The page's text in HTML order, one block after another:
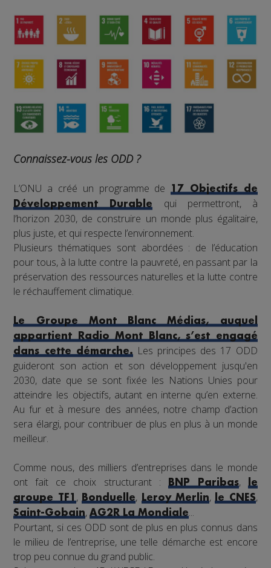
Connaissez-vous les ODD ?
L’ONU a créé un programme de17 Objectifs de
Développement Durable
qui permettront, à
l’horizon 2030, de construire un monde plus égalitaire,
plus juste, et qui respecte l’environnement.
Plusieurs thématiques sont abordées : de l’éducation
pour tous, à la lutte contre la pauvreté, en passant par la
préservation des ressources naturelles et la lutte contre
le réchauffement climatique.
Le Groupe Mont Blanc Médias, auquel
appartient Radio Mont Blanc, s’est engagé
dans cette démarche.Les principes des 17 ODD
guideront son action et son développement jusqu'en
2030, date que se sont fixée les Nations Unies pour
atteindre les objectifs, autant en interne qu’en externe.
Au fur et à mesure des années, notre champ d’action
sera élargi, pour contribuer de plus en plus à un monde
meilleur.
Comme nous, des milliers d’entreprises dans le monde
ont fait ce choix structurant :
BNP Paribas,
le
groupe TF1 , Bonduelle, Leroy Merlin, le CNES,
Saint-Gobain,AG2R La Mondiale...
Pourtant, si ces ODD sont de plus en plus connus dans
le milieu de l’entreprise, une telle démarche est encore
trop peu connue du grand public.